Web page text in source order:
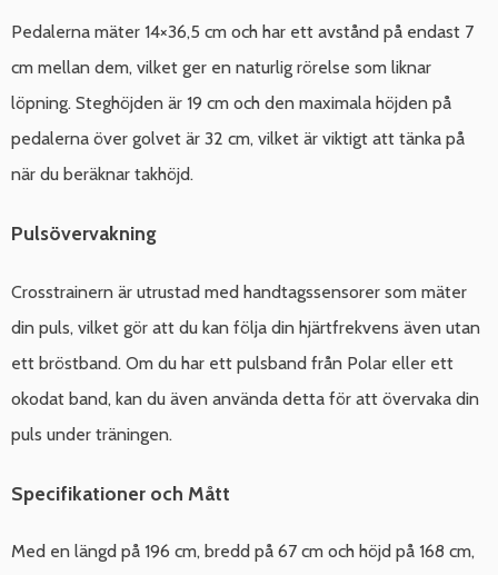
Pedalerna mäter 14×36,5 cm och har ett avstånd på endast 7
cm mellan dem, vilket ger en naturlig rörelse som liknar
löpning. Steghöjden är 19 cm och den maximala höjden på
pedalerna över golvet är 32 cm, vilket är viktigt att tänka på
när du beräknar takhöjd.
Pulsövervakning
Crosstrainern är utrustad med handtagssensorer som mäter
din puls, vilket gör att du kan följa din hjärtfrekvens även utan
ett bröstband. Om du har ett pulsband från Polar eller ett
okodat band, kan du även använda detta för att övervaka din
puls under träningen.
Specifikationer och Mått
Med en längd på 196 cm, bredd på 67 cm och höjd på 168 cm,